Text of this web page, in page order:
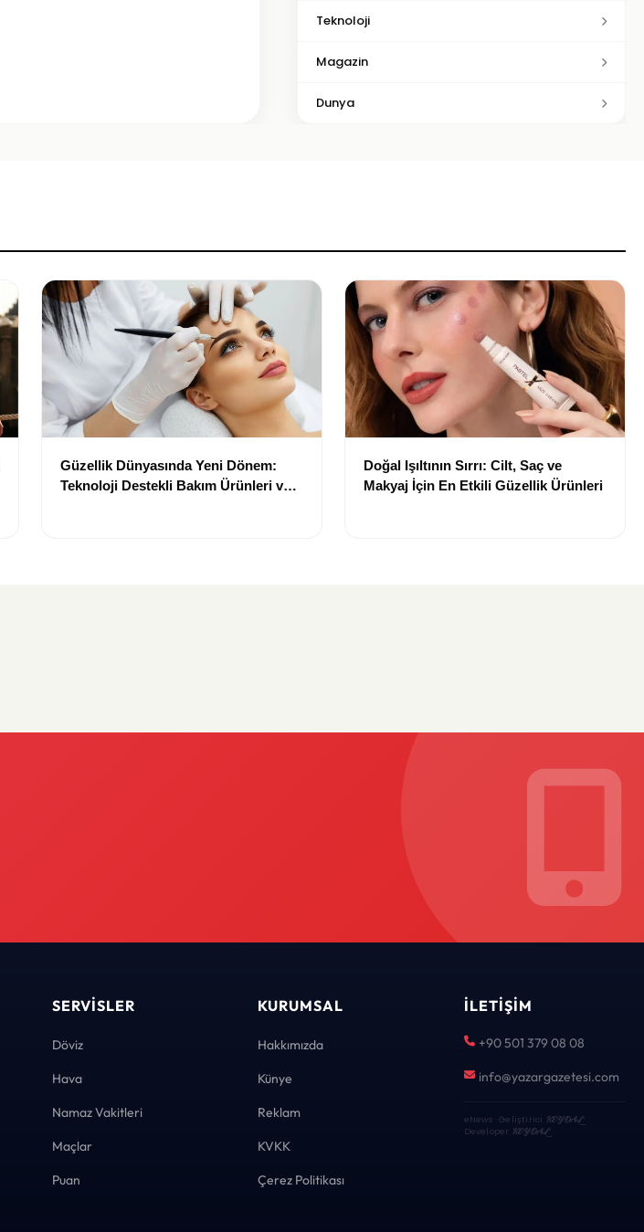
Teknoloji
Magazin
Dunya
Güzellik Dünyasında Yeni Dönem:
Teknoloji Destekli Bakım Ürünleri ve
Doğal Işıltının Sırrı: Cilt, Saç ve
Makyaj İçin En Etkili Güzellik Ürünleri
SERVISLER
Döviz
Hava
Namaz Vakitleri
Maçlar
Puan
KURUMSAL
Hakkımızda
Künye
Reklam
KVKK
Çerez Politikası
İLETIŞIM
+90 501 379 08 08
info@yazargazetesi.com
eNews · Geliştirici KEYDAL·
Developer KEYDAL